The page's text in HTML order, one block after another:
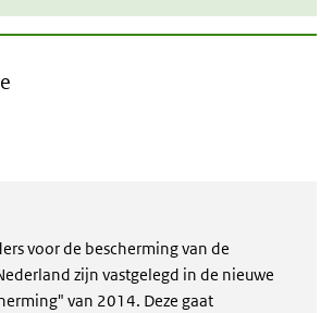
voor de bescherming van de
zijn vastgelegd in de nieuwe
van 2014. Deze gaat